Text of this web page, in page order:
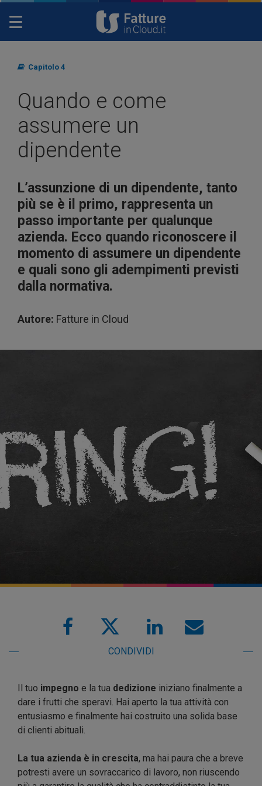
Toggle
Capitolo 4
Quando e come
assumere un
dipendente
L’assunzione di un dipendente, tanto
più se è il primo, rappresenta un
passo importante per qualunque
azienda. Ecco quando riconoscere il
momento di assumere un dipendente
e quali sono gli adempimenti previsti
dalla normativa.
Autore: Fatture in Cloud
CONDIVIDI
Il tuo impegno e la tua dedizione iniziano finalmente a
dare i frutti che speravi. Hai aperto la tua attività con
entusiasmo e finalmente hai costruito una solida base
di clienti abituali.
La tua azienda è in crescita, ma hai paura che a breve
potresti avere un sovraccarico di lavoro, non riuscendo